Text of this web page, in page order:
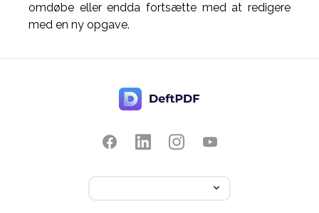
omdøbe eller endda fortsætte med at redigere
med en ny opgave.